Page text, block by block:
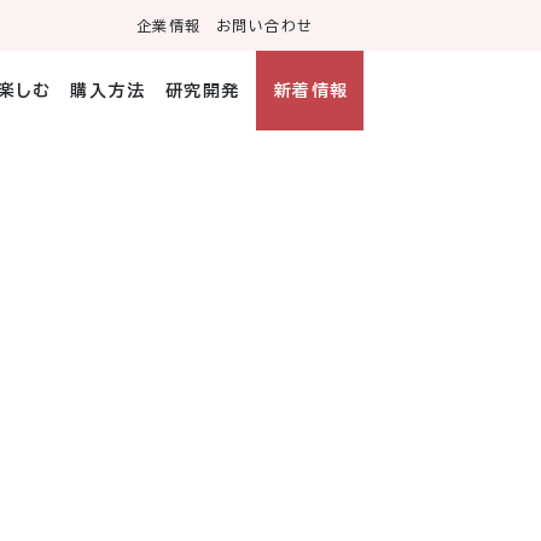
企業情報 お問い合わせ
しむ 購入方法 研究開発 新着情報